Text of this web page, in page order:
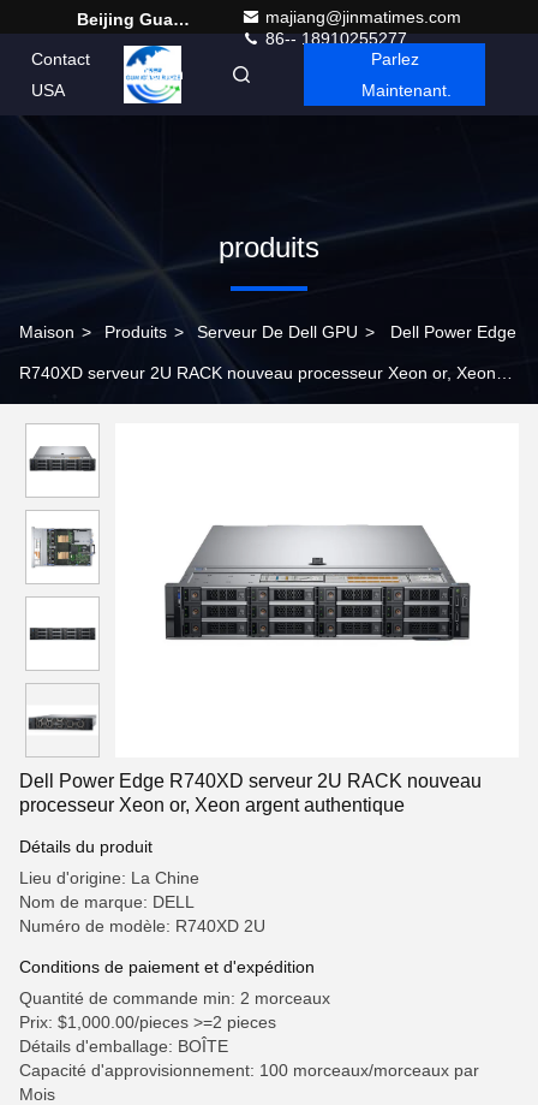
Beijing Guangtian Runze Technology Co., Ltd.
majiang@jinmatimes.com
86-- 18910255277
Contact
USA
French
Parlez
Maintenant.
produits
Maison > Produits > Serveur De Dell GPU > Dell Power Edge
R740XD serveur 2U RACK nouveau processeur Xeon or, Xeon
Dell Power Edge R740XD serveur 2U RACK nouveau
processeur Xeon or, Xeon argent authentique
Détails du produit
Lieu d'origine: La Chine
Nom de marque: DELL
Numéro de modèle: R740XD 2U
Conditions de paiement et d'expédition
Quantité de commande min: 2 morceaux
Prix: $1,000.00/pieces >=2 pieces
Détails d'emballage: BOÎTE
Capacité d'approvisionnement: 100 morceaux/morceaux par
Mois